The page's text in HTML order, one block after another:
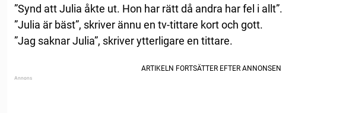
”Synd att Julia åkte ut. Hon har rätt då andra har fel i allt”.
”Julia är bäst”, skriver ännu en tv-tittare kort och gott.
”Jag saknar Julia”, skriver ytterligare en tittare.